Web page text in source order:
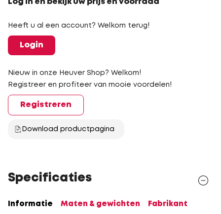
Log in en bekijk uw prijs en voorraad
Heeft u al een account? Welkom terug!
Login
Nieuw in onze Heuver Shop? Welkom!
Registreer en profiteer van mooie voordelen!
Registreren
Download productpagina
Specificaties
Informatie Maten & gewichten Fabrikant